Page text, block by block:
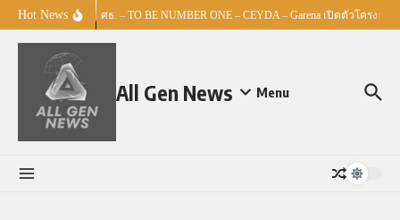
Skip to content
Hot News ศธ. – TO BE NUMBER ONE – CEYDA – Garena เปิดตัวโครงกา
All Gen News Menu